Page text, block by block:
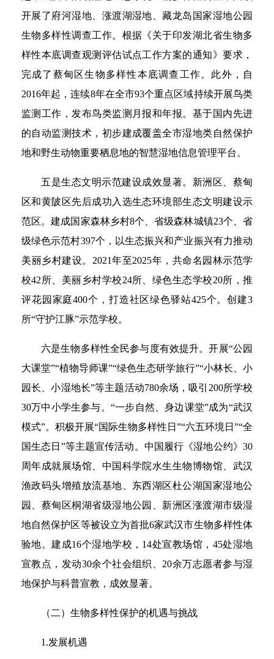
开展了府河湿地、涨渡湖湿地、藏龙岛国家湿地公园
生物多样性调查工作。根据《关于印发湖北省生物多
样性本底调查观测评估试点工作方案的通知》要求，
完成了蔡甸区生物多样性本底调查工作。此外，自
2016年起，连续8年在全市93个重点区域持续开展鸟类
监测工作，发布鸟类监测月报和年报。基于国内先进
的自动监测技术，初步建成覆盖全市湿地类自然保护
地和野生动物重要栖息地的智慧湿地信息管理平台。
五是生态文明示范建设成效显著。新洲区、蔡甸
区和黄陂区先后成功入选生态环境部生态文明建设示
范区。建成国家森林乡村8个、省级森林城镇23个、省
级绿色示范村397个，以生态振兴和产业振兴有力推动
美丽乡村建设。2021年至2025年，共命名园林示范学
校42所、美丽乡村学校24所、绿色生态学校20所，推
评花园家庭400个，打造社区绿色驿站425个。创建3
所“守护江豚”示范学校。
六是生物多样性全民参与度有效提升。开展“公园
大课堂”“植物导师课”“绿色生态研学旅行”“小林长、小
园长、小湿地长”等主题活动780余场，吸引200所学校
30万中小学生参与。“一步自然、身边课堂”成为“武汉
模式”。积极开展“国际生物多样性日”“六五环境日”“全
国生态日”等主题宣传活动。中国履行《湿地公约》30
周年成就展场馆、中国科学院水生生物博物馆、武汉
渔政码头增殖放流基地、东西湖区杜公湖国家湿地公
园、蔡甸区桐湖省级湿地公园、新洲区涨渡湖市级湿
地自然保护区等被设立为首批6家武汉市生物多样性体
验地。建成16个湿地学校，14处宣教场馆，45处湿地
宣教点，发动30余个社会组织、20余万志愿者参与湿
地保护与科普宣教，成效显著。
（二）生物多样性保护的机遇与挑战
1.发展机遇